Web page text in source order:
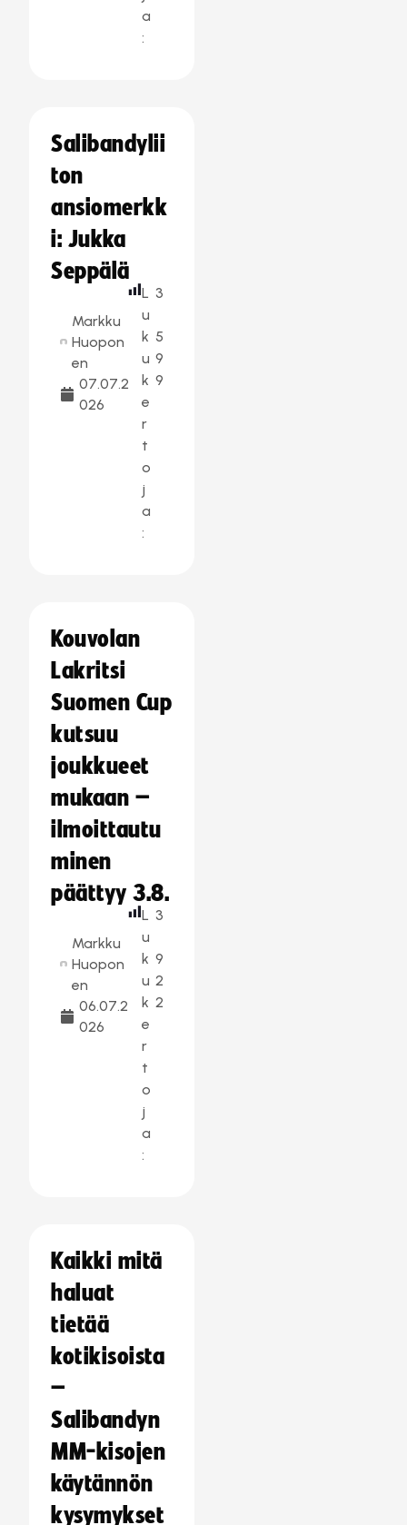
a
:
Salibandylii
ton
ansiomerkk
i: Jukka
Seppälä
Markku
Huopon
en
07.07.2
026
L
u
k
u
k
e
r
t
o
j
a
:
3
5
9
9
Kouvolan
Lakritsi
Suomen Cup
kutsuu
joukkueet
mukaan –
ilmoittautu
minen
päättyy 3.8.
Markku
Huopon
en
06.07.2
026
L
u
k
u
k
e
r
t
o
j
a
:
3
9
2
2
Kaikki mitä
haluat
tietää
kotikisoista
–
Salibandyn
MM-kisojen
käytännön
kysymykset